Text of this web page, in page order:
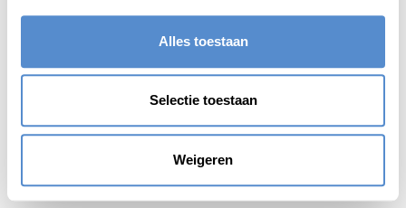
Alles toestaan
Selectie toestaan
Weigeren